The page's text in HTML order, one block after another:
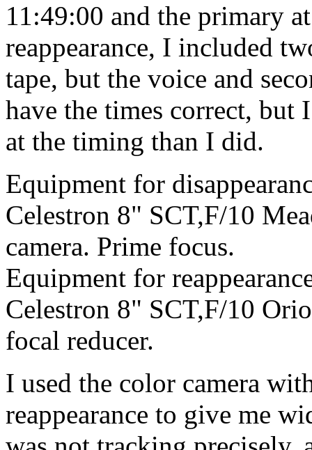
11:49:00 and the primary
reappearance, I included
tape, but the voice and
have the times correct, but
at the timing than I did.
Equipment for
Celestron 8" SCT,F/10
camera. Prime focus.
Equipment for
Celestron 8" SCT,F/10
focal reducer.
I used the color camera
reappearance to give me